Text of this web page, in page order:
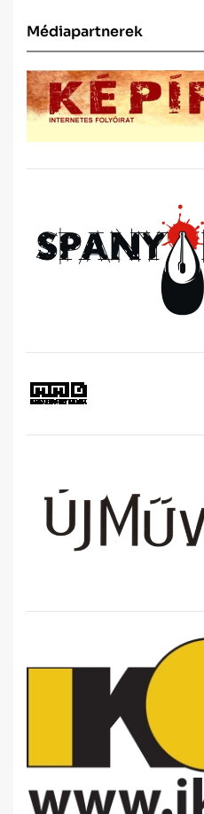
Médiapartnerek